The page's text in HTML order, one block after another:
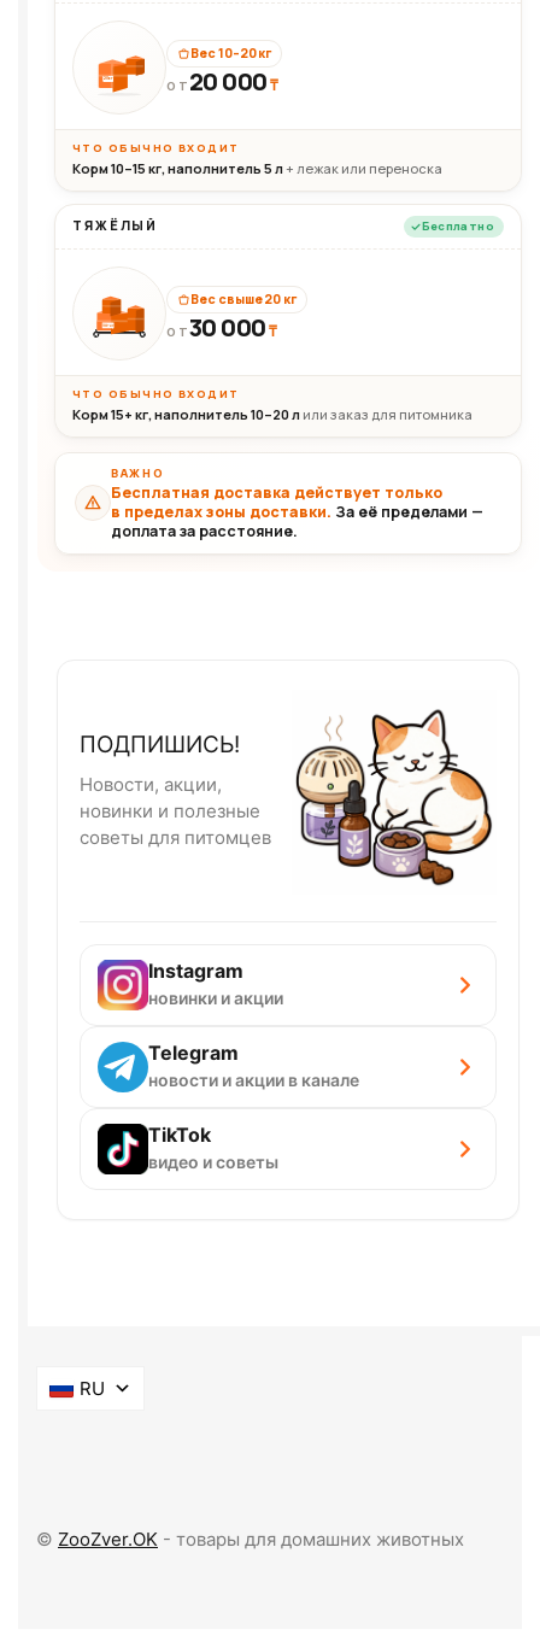
20кг
Вес 10–20 кг
ОТ 20 000₸
ЧТО ОБЫЧНО ВХОДИТ
Корм 10–15 кг, наполнитель 5 л+ лежак или переноска
ТЯЖЁЛЫЙ Бесплатно
30+кг
Вес свыше 20 кг
ОТ30 000₸
ЧТО ОБЫЧНО ВХОДИТ
Корм 15+ кг, наполнитель 10–20 л или заказ для питомника
ВАЖНО
Бесплатная доставка действует только
в пределах зоны доставки. За её пределами —
доплата за расстояние.
ПОДПИШИСЬ!
Новости, акции,
новинки и полезные
советы для питомцев
Instagram
новинки и акции
Telegram
новости и акции в канале
TikTok
видео и советы
RU
© ZooZver.OK - товары для домашних животных